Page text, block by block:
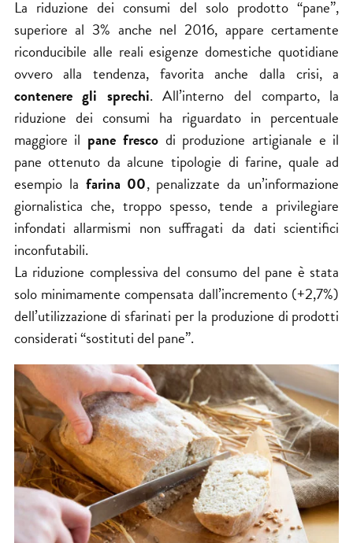
La riduzione dei consumi del solo prodotto “pane”,
superiore al 3% anche nel 2016, appare certamente
riconducibile alle reali esigenze domestiche quotidiane
ovvero alla tendenza, favorita anche dalla crisi, a
contenere gli sprechi. All’interno del comparto, la
riduzione dei consumi ha riguardato in percentuale
maggiore il pane frescodi produzione artigianale e il
pane ottenuto da alcune tipologie di farine, quale ad
esempio la farina 00, penalizzate da un’informazione
giornalistica che, troppo spesso, tende a privilegiare
infondati allarmismi non suffragati da dati scientifici
inconfutabili.
La riduzione complessiva del consumo del pane è stata
solo minimamente compensata dall’incremento (+2,7%)
dell’utilizzazione di sfarinati per la produzione di prodotti
considerati “sostituti del pane”.